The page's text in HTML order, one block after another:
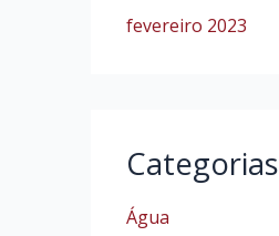
fevereiro 2023
Categorias
Água